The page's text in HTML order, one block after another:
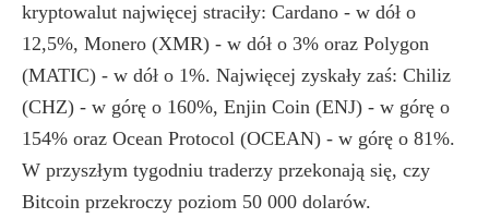
kryptowalut najwięcej straciły: Cardano - w dół o
12,5%, Monero (XMR) - w dół o 3% oraz Polygon
(MATIC) - w dół o 1%. Najwięcej zyskały zaś: Chiliz
(CHZ) - w górę o 160%, Enjin Coin (ENJ) - w górę o
154% oraz Ocean Protocol (OCEAN) - w górę o 81%.
W przyszłym tygodniu traderzy przekonają się, czy
Bitcoin przekroczy poziom 50 000 dolarów.